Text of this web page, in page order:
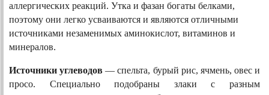
аллергических реакций. Утка и фазан богаты белками,
поэтому они легко усваиваются и являются отличными
источниками незаменимых аминокислот, витаминов и
минералов.
Источники углеводов — спельта, бурый рис, ячмень, овес и
просо. Специально подобраны злаки с разным